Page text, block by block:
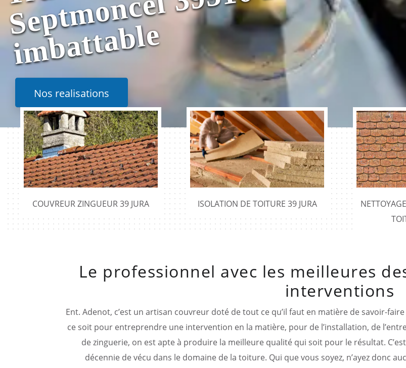
e
Nos realisations
COUVREUR ZINGUEUR 39 JURA ISOLATION DE TOITURE 39 JURA
Le professionnel avec les meilleures
interventions
Ent. Adenot, c’est un artisan couvreur doté de tout ce qu’il faut en matière de savoir-
ce soit pour entreprendre une intervention en la matière, pour de l’installation, de
de zinguerie, on est apte à produire la meilleure qualité qui soit pour le résultat.
décennie de vécu dans le domaine de la toiture. Qui que vous soyez, n’ayez donc